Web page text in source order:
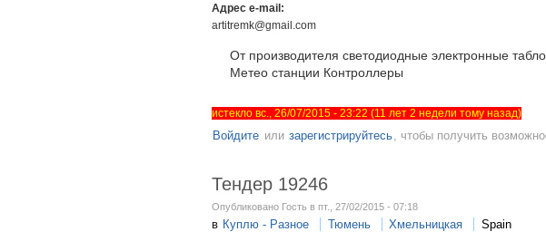
Адрес e-mail:
artitremk@gmail.com
От производителя светодиодные электронные
Метео станции Контроллеры
истекло вс., 26/07/2015 - 23:22 (11 лет 2 недели тому назад)
Войдите или зарегистрируйтесь, чтобы получить
Тендер 19246
Опубликовано Гость в пт., 27/02/2015 - 07:18
в Куплю - Разное Тюмень Хмельницкая Spain